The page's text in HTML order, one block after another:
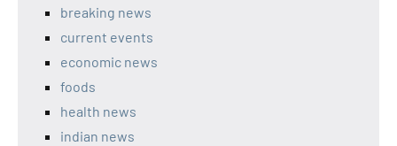
breaking news
current events
economic news
foods
health news
indian news